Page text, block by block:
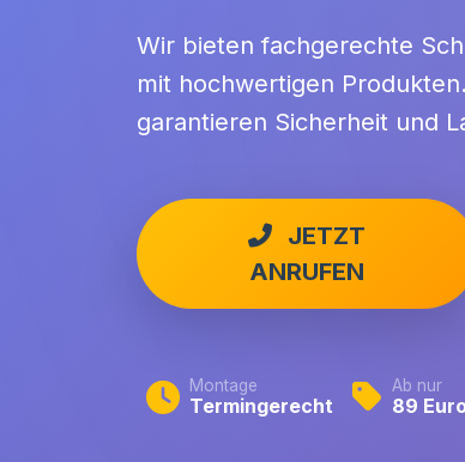
Wir bieten fachgerechte
mit hochwertigen
garantieren Sicherheit und
JETZT
ANRUFEN
Montage
Termingerecht
Ab nur
89